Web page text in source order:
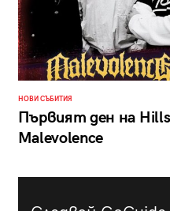
НОВИ СЪБИТИЯ
Първият ден на Hills
Malevolence